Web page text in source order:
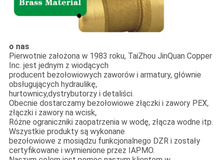
o nas
Pierwotnie założona w 1983 roku, TaiZhou JinQuan Copper
Inc. jest jednym z wiodących
producent bezołowiowych zaworów i armatury, głównie
obsługujących hydraulikę,
hurtownicy,dystrybutorzy i detaliści.
Obecnie dostarczamy bezołowiowe złączki i zawory PEX,
złączki i zawory na wcisk,
Różne ograniczniki zaopatrzenia w wodę, złącza wodne itp.
Wszystkie produkty są wykonane
bezołowiowe z mosiądzu funkcjonalnego DZR i zostały
certyfikowane i wymienione przez IAPMO.